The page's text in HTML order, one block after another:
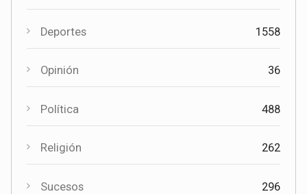
Deportes 1558
Opinión 36
Política 488
Religión 262
Sucesos 296